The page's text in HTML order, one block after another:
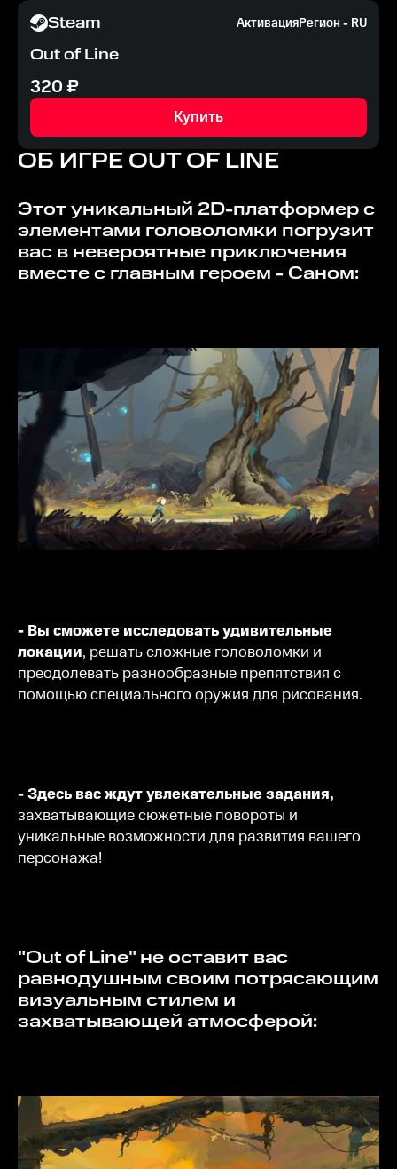
Steam АктивацияРегион -RU
Out of Line
320₽
Купить
ОБ ИГРЕ OUT OF LINE
Этот уникальный 2D-платформер с
элементами головоломки погрузит
вас в невероятные приключения
вместе с главным героем - Саном:
- Вы сможете исследовать удивительные
локации, решать сложные головоломки и
преодолевать разнообразные препятствия с
помощью специального оружия для рисования.
- Здесь вас ждут увлекательные задания,
захватывающие сюжетные повороты и
уникальные возможности для развития вашего
персонажа!
"Out of Line" не оставит вас
равнодушным своим потрясающим
визуальным стилем и
захватывающей атмосферой: